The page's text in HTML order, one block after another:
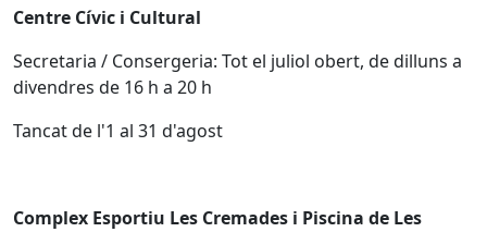
Centre Cívic i Cultural
Secretaria / Consergeria: Tot el juliol obert, de dilluns a
divendres de 16 h a 20 h
Tancat de l'1 al 31 d'agost
Complex Esportiu Les Cremades i Piscina de Les